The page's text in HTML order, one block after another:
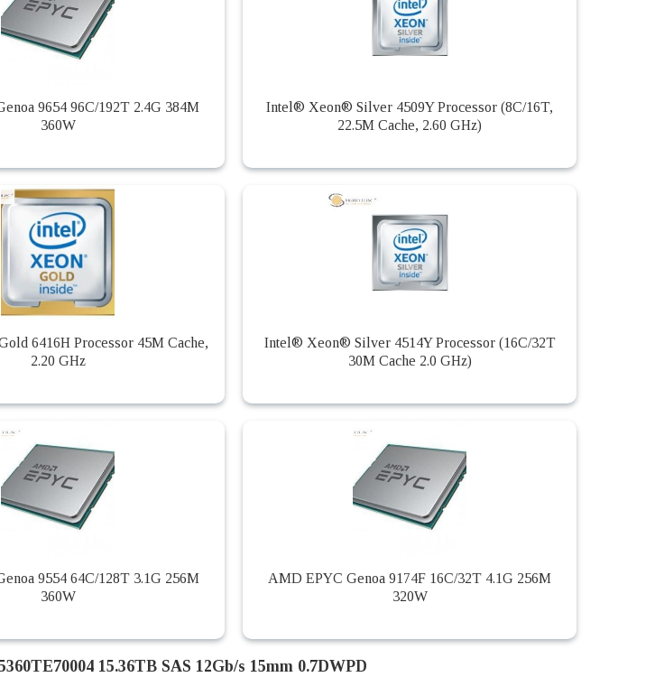
9654 96C/192T 2.4G 384M
360W
Intel® Xeon® Silver 4509Y Processor (8C/16T,
22.5M Cache, 2.60 GHz)
6416H Processor 45M Cache,
2.20 GHz
Intel® Xeon® Silver 4514Y Processor (16C/32T
30M Cache 2.0 GHz)
9554 64C/128T 3.1G 256M
360W
AMD EPYC Genoa 9174F 16C/32T 4.1G 256M
320W
15.36TB SAS 12Gb/s 15mm 0.7DWPD